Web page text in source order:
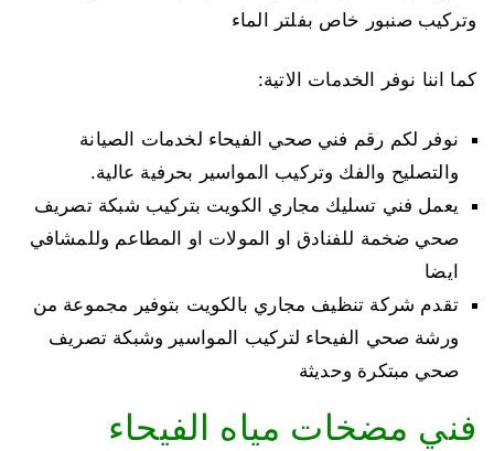
وتركيب صنبور خاص بفلتر الماء
كما اننا نوفر الخدمات الاتية:
نوفر لكم رقم فني صحي الفيحاء لخدمات الصيانة
والتصليح والفك وتركيب المواسير بحرفية عالية.
يعمل فني تسليك مجاري الكويت بتركيب شبكة تصريف
صحي ضخمة للفنادق او المولات او المطاعم وللمشافي
ايضا
تقدم شركة تنظيف مجاري بالكويت بتوفير مجموعة من
ورشة صحي الفيحاء لتركيب المواسير وشبكة تصريف
صحي مبتكرة وحديثة
فني مضخات مياه الفيحاء